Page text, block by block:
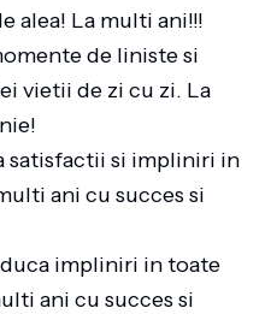
alea! La multi ani!!!
de liniste si
vietii de zi cu zi. La
satisfactii si impliniri in
ani cu succes si
impliniri in toate
ani cu succes si